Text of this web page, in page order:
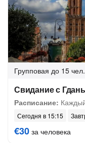
Групповая до 15 чел.
Свидание с
Расписание:
Сегодня в 15:15
€30 за человека